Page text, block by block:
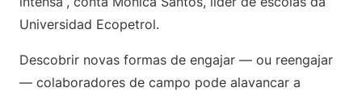
Universidad Ecopetrol.
Descobrir novas formas de engajar — ou reengajar
— colaboradores de campo pode alavancar a